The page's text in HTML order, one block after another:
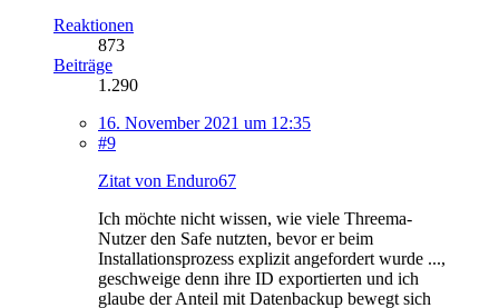
Reaktionen
873
Beiträge
1.290
16. November 2021 um 12:35
#9
Zitat von Enduro67
Ich möchte nicht wissen, wie viele Threema-
Nutzer den Safe nutzten, bevor er beim
Installationsprozess explizit angefordert wurde ...,
geschweige denn ihre ID exportierten und ich
glaube der Anteil mit Datenbackup bewegt sich